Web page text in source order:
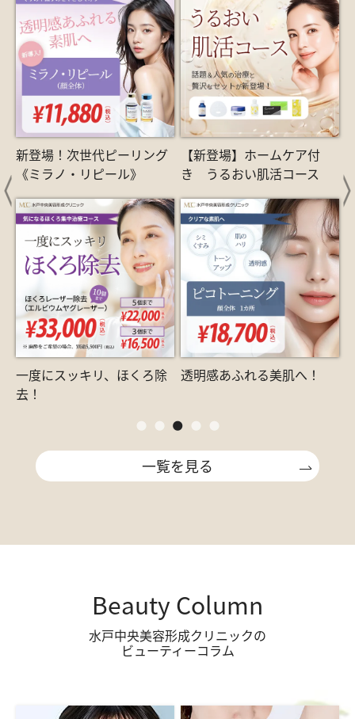
新登場！次世代ピーリング
《ミラノ・リピール》
【新登場】ホームケア付
き うるおい肌活コース
一度にスッキリ、ほくろ除
去！
透明感あふれる美肌へ！
一覧を見る
Beauty Column
水戸中央美容形成クリニックの
ビューティーコラム